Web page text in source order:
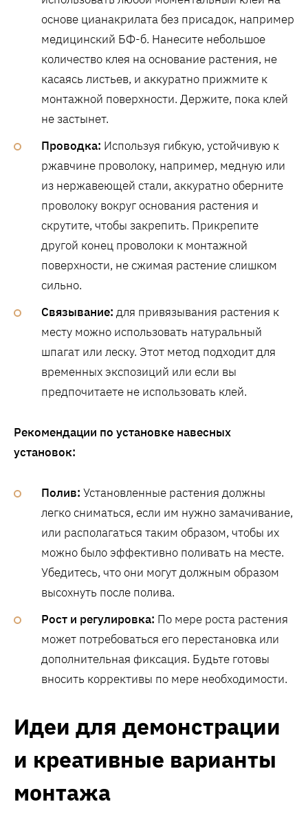
основе цианакрилата без присадок, например
медицинский БФ-б. Нанесите небольшое
количество клея на основание растения, не
касаясь листьев, и аккуратно прижмите к
монтажной поверхности. Держите, пока клей
не застынет.
Проводка: Используя гибкую, устойчивую к
ржавчине проволоку, например, медную или
из нержавеющей стали, аккуратно оберните
проволоку вокруг основания растения и
скрутите, чтобы закрепить. Прикрепите
другой конец проволоки к монтажной
поверхности, не сжимая растение слишком
сильно.
Связывание: для привязывания растения к
месту можно использовать натуральный
шпагат или леску. Этот метод подходит для
временных экспозиций или если вы
предпочитаете не использовать клей.
Рекомендации по установке навесных
установок:
Полив: Установленные растения должны
легко сниматься, если им нужно замачивание,
или располагаться таким образом, чтобы их
можно было эффективно поливать на месте.
Убедитесь, что они могут должным образом
высохнуть после полива.
Рост и регулировка: По мере роста растения
может потребоваться его перестановка или
дополнительная фиксация. Будьте готовы
вносить коррективы по мере необходимости.
Идеи для демонстрации
и креативные варианты
монтажа